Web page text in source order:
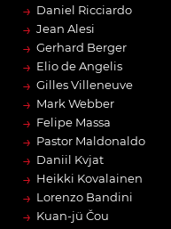
→ Daniel Ricciardo
→ Jean Alesi
→ Gerhard Berger
→ Elio de Angelis
→ Gilles Villeneuve
→ Mark Webber
→ Felipe Massa
→ Pastor Maldonaldo
→ Daniil Kvjat
→ Heikki Kovalainen
→ Lorenzo Bandini
→ Kuan-jü Čou